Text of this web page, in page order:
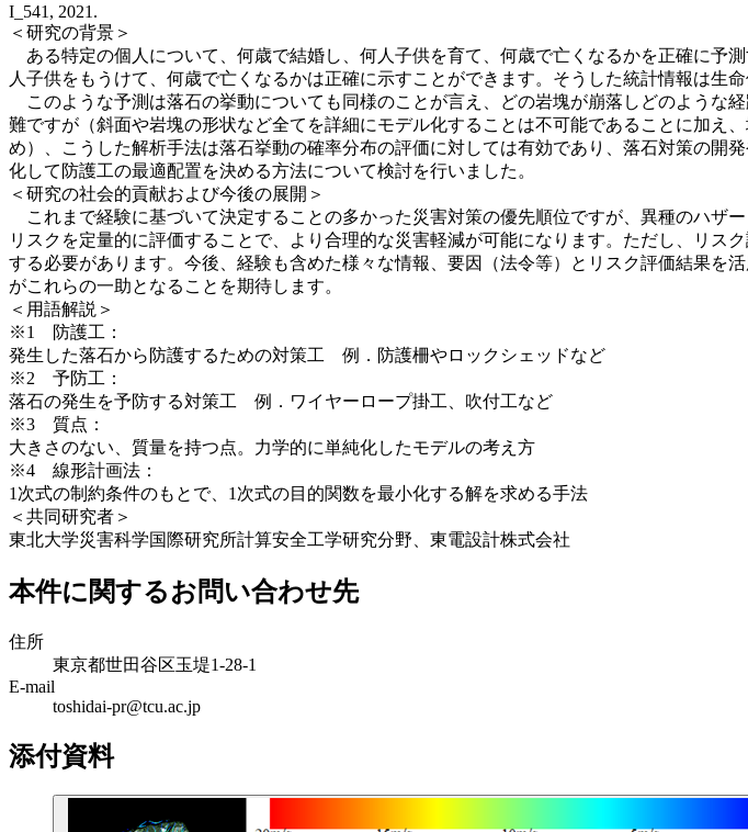
I_541, 2021.
＜研究の背景＞
ある特定の個人について、何歳で結婚し、何人子供を育て、何歳で亡くなるかを正確に予
人子供をもうけて、何歳で亡くなるかは正確に示すことができます。そうした統計情報は生
このような予測は落石の挙動についても同様のことが言え、どの岩塊が崩落しどのような
難ですが（斜面や岩塊の形状など全てを詳細にモデル化することは不可能であることに加え
め）、こうした解析手法は落石挙動の確率分布の評価に対しては有効であり、落石対策の
化して防護工の最適配置を決める方法について検討を行いました。
＜研究の社会的貢献および今後の展開＞
これまで経験に基づいて決定することの多かった災害対策の優先順位ですが、異種のハザ
リスクを定量的に評価することで、より合理的な災害軽減が可能になります。ただし、リ
する必要があります。今後、経験も含めた様々な情報、要因（法令等）とリスク評価結果を
がこれらの一助となることを期待します。
＜用語解説＞
※1 防護工：
発生した落石から防護するための対策工 例．防護柵やロックシェッドなど
※2 予防工：
落石の発生を予防する対策工 例．ワイヤーロープ掛工、吹付工など
※3 質点：
大きさのない、質量を持つ点。力学的に単純化したモデルの考え方
※4 線形計画法：
1次式の制約条件のもとで、1次式の目的関数を最小化する解を求める手法
＜共同研究者＞
東北大学災害科学国際研究所計算安全工学研究分野、東電設計株式会社
本件に関するお問い合わせ先
住所
東京都世田谷区玉堤1-28-1
E-mail
toshidai-pr@tcu.ac.jp
添付資料